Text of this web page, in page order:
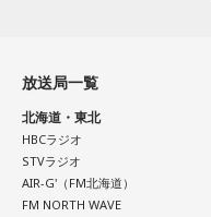
放送局一覧
北海道・東北
HBCラジオ
STVラジオ
AIR-G'（FM北海道）
FM NORTH WAVE